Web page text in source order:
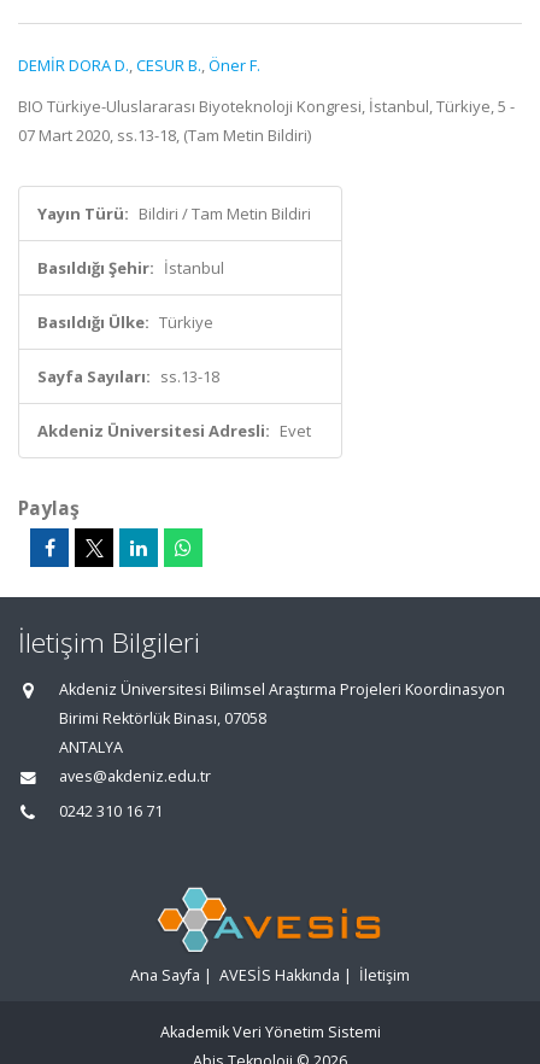
DEMİR DORA D.,CESUR B.,Öner F.
BIO Türkiye-Uluslararası Biyoteknoloji Kongresi, İstanbul, Türkiye, 5 -
07 Mart 2020, ss.13-18, (Tam Metin Bildiri)
Yayın Türü: Bildiri / Tam Metin Bildiri
Basıldığı Şehir: İstanbul
Basıldığı Ülke: Türkiye
Sayfa Sayıları: ss.13-18
Akdeniz Üniversitesi Adresli: Evet
Paylaş
İletişim Bilgileri
Akdeniz Üniversitesi Bilimsel Araştırma Projeleri Koordinasyon
Birimi Rektörlük Binası, 07058
ANTALYA
aves@akdeniz.edu.tr
0242 310 16 71
Ana Sayfa | AVESİS Hakkında | İletişim
Akademik Veri Yönetim Sistemi